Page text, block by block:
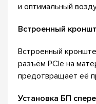
и оптимальный
Встроенный
Встроенный
разъём PCIe на
предотвращает её
Установка БП